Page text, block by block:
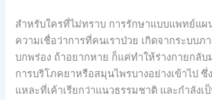
สำหรับใครที่ไม่ทราบ การรักษาแบบแพทย์แ
ความเชื่อว่าการที่คนเราป่วย เกิดจากระบบภ
บกพร่อง ถ้าอยากหาย ก็แค่ทำให้ร่างกายกลับ
การบริโภคยาหรือสมุนไพรบางอย่างเข้าไป
แหละที่เค้าเรียกว่าแนวธรรมชาติ และกำลัง